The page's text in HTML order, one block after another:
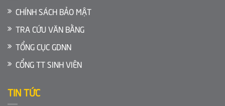
CHÍNH SÁCH BẢO MẬT
TRA CỨU VĂN BẰNG
TỔNG CỤC GDNN
CỔNG TT SINH VIÊN
TIN TỨC